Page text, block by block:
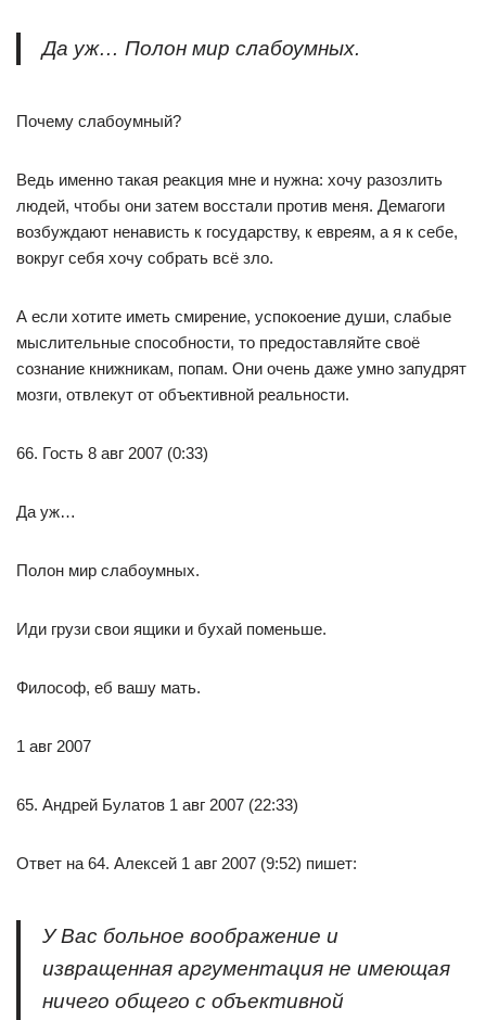
Да уж… Полон мир слабоумных.
Почему слабоумный?
Ведь именно такая реакция мне и нужна: хочу разозлить
людей, чтобы они затем восстали против меня. Демагоги
возбуждают ненависть к государству, к евреям, а я к себе,
вокруг себя хочу собрать всё зло.
А если хотите иметь смирение, успокоение души, слабые
мыслительные способности, то предоставляйте своё
сознание книжникам, попам. Они очень даже умно запудрят
мозги, отвлекут от объективной реальности.
66. Гость 8 авг 2007 (0:33)
Да уж…
Полон мир слабоумных.
Иди грузи свои ящики и бухай поменьше.
Философ, еб вашу мать.
1 авг 2007
65. Андрей Булатов 1 авг 2007 (22:33)
Ответ на 64. Алексей 1 авг 2007 (9:52) пишет:
У Вас больное воображение и
извращенная аргументация не имеющая
ничего общего с объективной